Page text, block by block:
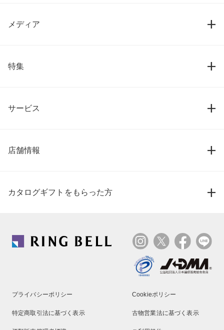
メディア
特集
サービス
店舗情報
カタログギフトをもらった方
プライバシーポリシー Cookieポリシー
特定商取引法に基づく表示 古物営業法に基づく表示